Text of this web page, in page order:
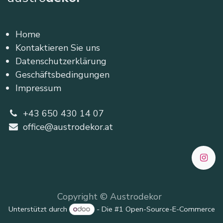
Home
Kontaktieren Sie uns
Datenschutzerklärung
Geschäftsbedingungen
Impressum
+43 650 430 14 07
office@austrodekor.at
Copyright © Austrodekor
Unterstützt durch - Die #1 Open-Source-E-Commerce